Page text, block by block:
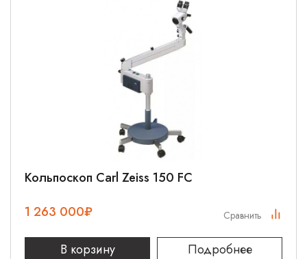
Кольпоскоп Carl Zeiss 150 FC
1 263 000₽
В корзину Подробнее
Сравнить